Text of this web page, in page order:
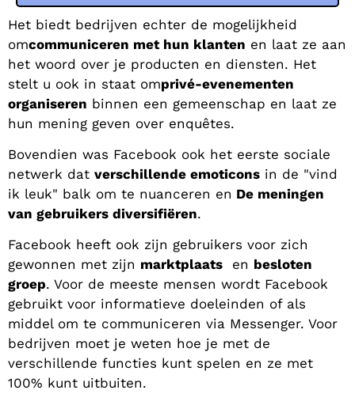
Het biedt bedrijven echter de mogelijkheid
omcommuniceren met hun klanten en laat ze aan
het woord over je producten en diensten. Het
stelt u ook in staat omprivé-evenementen
organiseren binnen een gemeenschap en laat ze
hun mening geven over enquêtes.
Bovendien was Facebook ook het eerste sociale
netwerk dat verschillende emoticons in de "vind
ik leuk" balk om te nuanceren en De meningen
van gebruikers diversifiëren.
Facebook heeft ook zijn gebruikers voor zich
gewonnen met zijn marktplaats en besloten
groep. Voor de meeste mensen wordt Facebook
gebruikt voor informatieve doeleinden of als
middel om te communiceren via Messenger. Voor
bedrijven moet je weten hoe je met de
verschillende functies kunt spelen en ze met
100% kunt uitbuiten.